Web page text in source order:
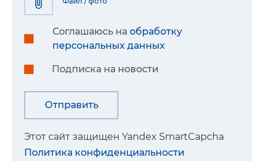
Соглашаюсь на обработку
персональных данных
Подписка на новости
Этот сайт защищен Yandex SmartCapcha
Политика конфиденциальности